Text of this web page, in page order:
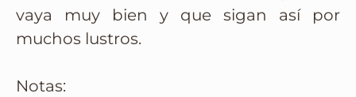
vaya muy bien y que sigan así por
muchos lustros.
Notas: